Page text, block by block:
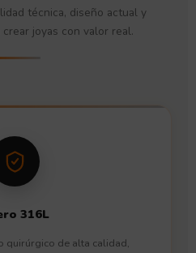
técnica, diseño actual y
joyas con valor real.
316L
quirúrgico de alta calidad,